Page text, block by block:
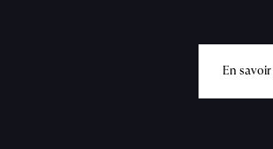
En savoir